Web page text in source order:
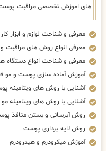
های اموزش تخصصی مراقبت پوست
معرفی و شناخت لوازم و ابزار کار
معرفی انواع روش های مراقبت
معرفی و شناخت انواع دستگاه
آموزش آماده سازی پوست و مو
آشنایی با روش های ویتامینه
آشنایی با روش های ویتامینه مو
روش آبرسانی و بستن منافذ
روش لایه برداری پوست
آموزش میکرودرم و هیدرودرم